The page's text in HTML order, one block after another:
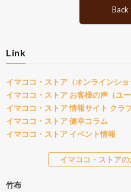
Link
イマココ・ストア（オンラインショ
イマココ・ストア お客様の声（ユー
イマココ・ストア 情報サイト クラ
イマココ・ストア 健幸コラム
イマココ・ストア イベント情報
イマココ・ストア
竹布